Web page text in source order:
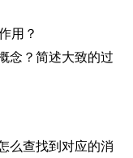
用？
念？简述大致的过
么查找到对应的消